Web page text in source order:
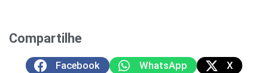
Compartilhe
Facebook WhatsApp X